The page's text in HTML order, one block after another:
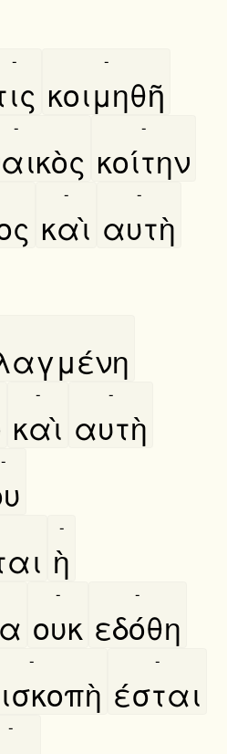
-
κοιμηθῆ
-
-
κοίτην
-
καὶ
-
αυτὴ
-
καὶ
-
αυτὴ
-
-
ὴ
-
ουκ
-
εδόθη
-
-
έσται
-
-